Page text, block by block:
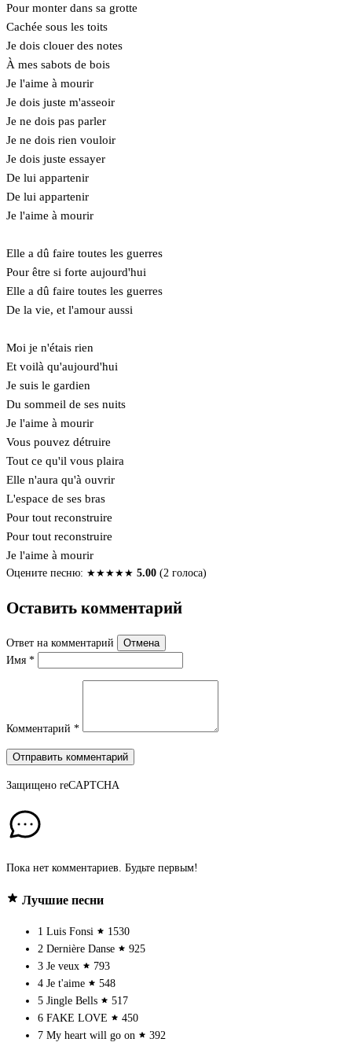
Pour monter dans sa grotte
Cachée sous les toits
Je dois clouer des notes
À mes sabots de bois
Je l'aime à mourir
Je dois juste m'asseoir
Je ne dois pas parler
Je ne dois rien vouloir
Je dois juste essayer
De lui appartenir
De lui appartenir
Je l'aime à mourir
Elle a dû faire toutes les guerres
Pour être si forte aujourd'hui
Elle a dû faire toutes les guerres
De la vie, et l'amour aussi
Moi je n'étais rien
Et voilà qu'aujourd'hui
Je suis le gardien
Du sommeil de ses nuits
Je l'aime à mourir
Vous pouvez détruire
Tout ce qu'il vous plaira
Elle n'aura qu'à ouvrir
L'espace de ses bras
Pour tout reconstruire
Pour tout reconstruire
Je l'aime à mourir
Оцените песню: ★★★★★ 5.00 (2 голоса)
Оставить комментарий
Ответ на комментарий
Отмена
Имя *
Комментарий *
Отправить комментарий
Защищено reCAPTCHA
Пока нет комментариев. Будьте первым!
Лучшие песни
1 Luis Fonsi
1530
2 Dernière Danse
925
3 Je veux
793
4 Je t'aime
548
5 Jingle Bells
517
6 FAKE LOVE
450
7 My heart will go on
392